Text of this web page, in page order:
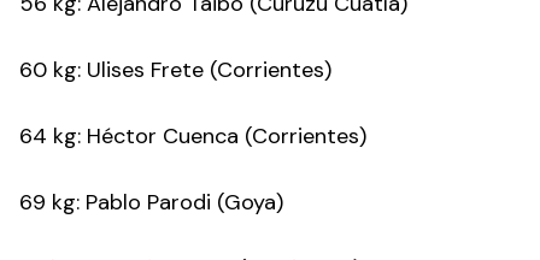
60 kg: Ulises Frete (Corrientes)
64 kg: Héctor Cuenca (Corrientes)
69 kg: Pablo Parodi (Goya)